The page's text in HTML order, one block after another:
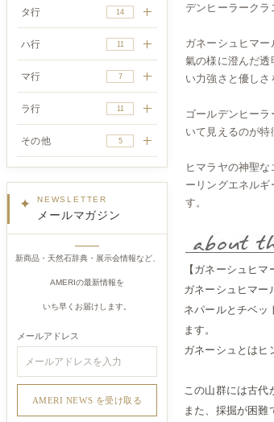
タ行 14
ハ行 11
マ行 7
ラ行 11
その他 5
✦ NEWSLETTER
メールマガジン
新商品・天然石辞典・展示会情報など、
AMERIの最新情報を
いち早くお届けします。
メールアドレス
デンヒーラークラ
ガネーシュヒマ
氣の様に澄んだ透
い力強さと優しさ
ゴールデンヒー
いて見えるのが特
ヒマラヤの神聖
ーリングエネル
す。
【ガネーシュヒ
ガネーシュヒマー
ネパールとチベッ
ます。
ガネーシュとはヒ
この山群には古代
また、採掘が困難